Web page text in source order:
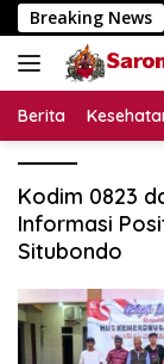
Langsung
ke
konten
Breaking News
dengan
Berita
Kodim 0823
Informasi
Situbondo